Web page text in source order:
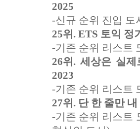
2025
-신규 순위 진입 도
25위. ETS 토익 정
-기존 순위 리스트
26위. 세상은 실
2023
-기존 순위 리스트
27위. 단 한 줄만
-기존 순위 리스트